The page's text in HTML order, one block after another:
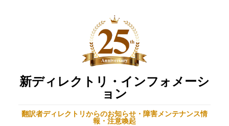
新ディレクトリ・インフォメーシ
ョン
翻訳者ディレクトリからのお知らせ・障害メンテナンス情
報・注意喚起